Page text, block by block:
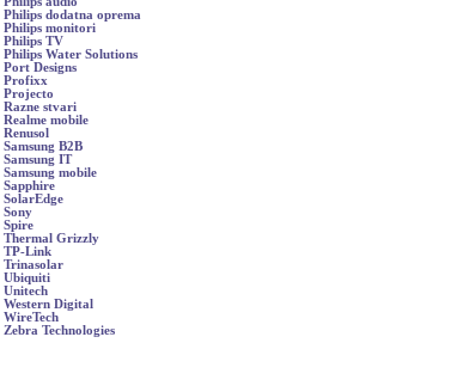
Philips dodatna oprema
Philips monitori
Philips TV
Philips Water Solutions
Port Designs
Profixx
Projecto
Razne stvari
Realme mobile
Renusol
Samsung B2B
Samsung IT
Samsung mobile
Sapphire
SolarEdge
Sony
Spire
Thermal Grizzly
TP-Link
Trinasolar
Ubiquiti
Unitech
Western Digital
WireTech
Zebra Technologies